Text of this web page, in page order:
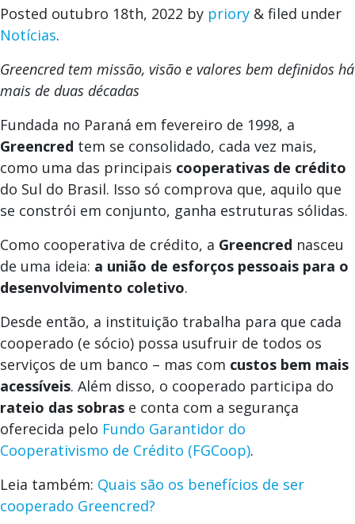
Posted outubro 18th, 2022 by priory & filed under
Notícias.
Greencred tem missão, visão e valores bem definidos há
mais de duas décadas
Fundada no Paraná em fevereiro de 1998, a
Greencred tem se consolidado, cada vez mais,
como uma das principais cooperativas de crédito
do Sul do Brasil. Isso só comprova que, aquilo que
se constrói em conjunto, ganha estruturas sólidas.
Como cooperativa de crédito, a Greencred nasceu
de uma ideia: a união de esforços pessoais para o
desenvolvimento coletivo.
Desde então, a instituição trabalha para que cada
cooperado (e sócio) possa usufruir de todos os
serviços de um banco – mas com custos bem mais
acessíveis. Além disso, o cooperado participa do
rateio das sobras e conta com a segurança
oferecida pelo Fundo Garantidor do
Cooperativismo de Crédito (FGCoop).
Leia também: Quais são os benefícios de ser
cooperado Greencred?